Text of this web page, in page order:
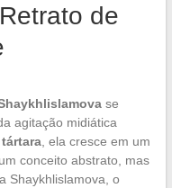
de
se
agitação midiática
, ela cresce em um
conceito abstrato, mas
Shaykhlislamova, o